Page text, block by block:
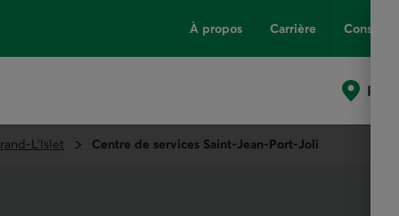
À propos Carrière Conseils
L'Islet Centre de services Saint-Jean-Port-Joli